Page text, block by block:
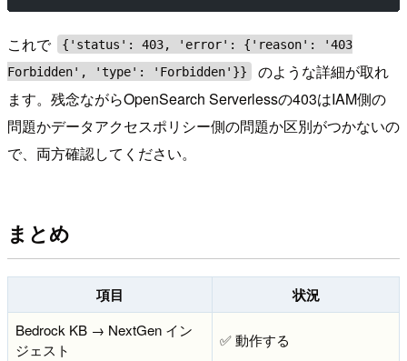
これで
{'status': 403, 'error': {'reason': '403
Forbidden', 'type': 'Forbidden'}}
のような詳細が取れ
ます。残念ながらOpenSearch Serverlessの403はIAM側の
問題かデータアクセスポリシー側の問題か区別がつかないの
で、両方確認してください。
まとめ
項目 状況
Bedrock KB → NextGen イン
ジェスト
✅ 動作する